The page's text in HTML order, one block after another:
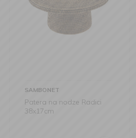
Radici
Taca dekoracyjna
32x26cm / wkład